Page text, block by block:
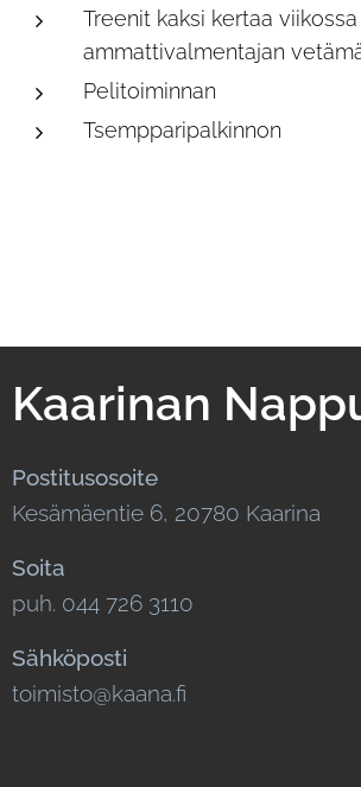
Treenit kaksi kertaa viikossa
ammattivalmentajan
Pelitoiminnan
Tsempparipalkinnon
Kaarinan
Postitusosoite
Kesämäentie 6, 20780 Kaarina
Soita
puh. 044 726 3110
Sähköposti
toimisto@kaana.fi